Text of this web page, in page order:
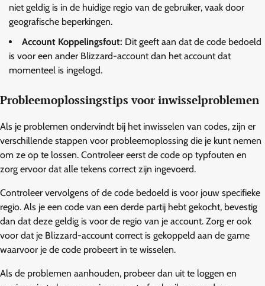
niet geldig is in de huidige regio van de gebruiker, vaak door
geografische beperkingen.
Account Koppelingsfout: Dit geeft aan dat de code bedoeld
is voor een ander Blizzard-account dan het account dat
momenteel is ingelogd.
Probleemoplossingstips voor inwisselproblemen
Als je problemen ondervindt bij het inwisselen van codes, zijn er
verschillende stappen voor probleemoplossing die je kunt nemen
om ze op te lossen. Controleer eerst de code op typfouten en
zorg ervoor dat alle tekens correct zijn ingevoerd.
Controleer vervolgens of de code bedoeld is voor jouw specifieke
regio. Als je een code van een derde partij hebt gekocht, bevestig
dan dat deze geldig is voor de regio van je account. Zorg er ook
voor dat je Blizzard-account correct is gekoppeld aan de game
waarvoor je de code probeert in te wisselen.
Als de problemen aanhouden, probeer dan uit te loggen en